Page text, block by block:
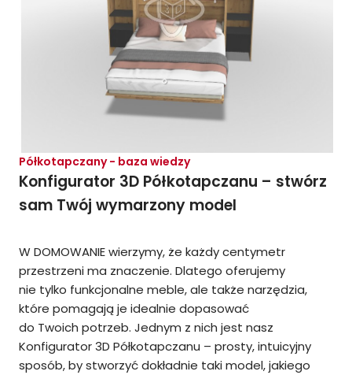
Półkotapczany - baza wiedzy
Konfigurator 3D Półkotapczanu – stwórz
sam Twój wymarzony model
W DOMOWANIE wierzymy, że każdy centymetr
przestrzeni ma znaczenie. Dlatego oferujemy
nie tylko funkcjonalne meble, ale także narzędzia,
które pomagają je idealnie dopasować
do Twoich potrzeb. Jednym z nich jest nasz
Konfigurator 3D Półkotapczanu – prosty, intuicyjny
sposób, by stworzyć dokładnie taki model, jakiego